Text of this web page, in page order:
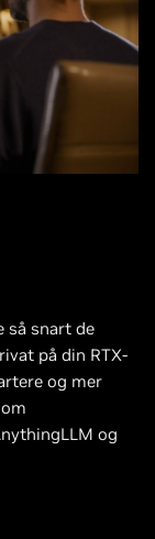
så snart de
på din RTX-
og mer
og